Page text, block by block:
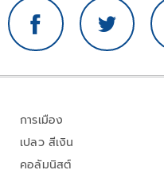
การเมือง
เปลว สีเงิน
คอลัมนิสต์